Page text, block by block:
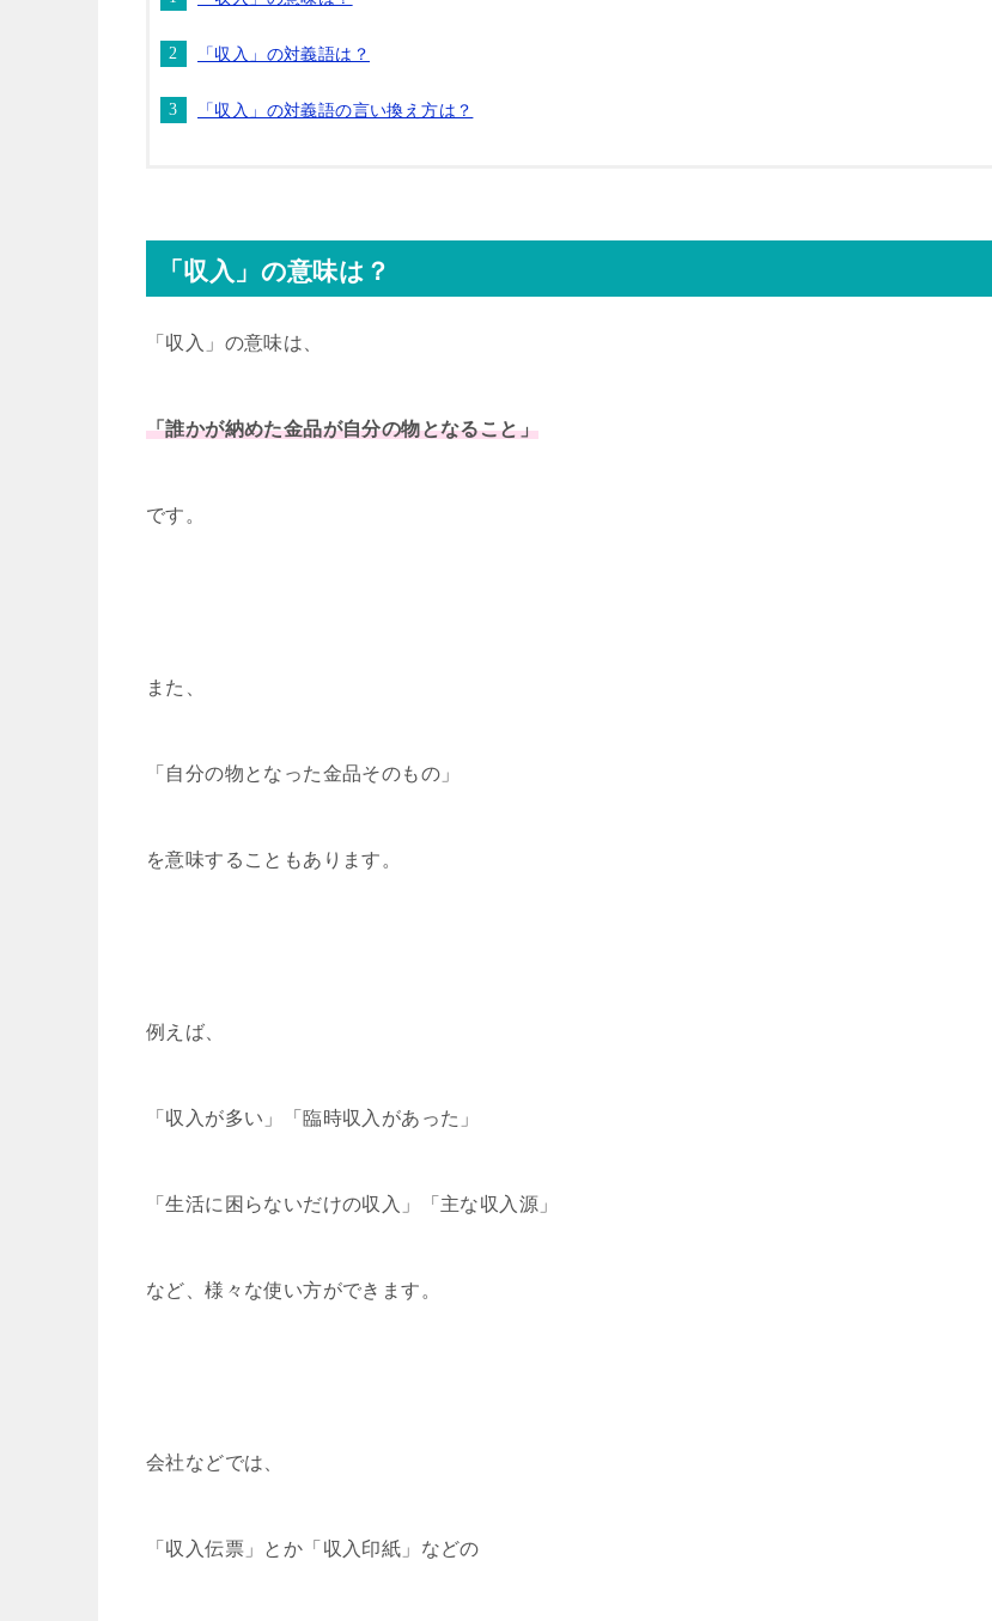
「収入」の対義語は？
「収入」の対義語の言い換え方は？
「収入」の意味は？
「収入」の意味は、
「誰かが納めた金品が自分の物となること」
です。
また、
「自分の物となった金品そのもの」
を意味することもあります。
例えば、
「収入が多い」「臨時収入があった」
「生活に困らないだけの収入」「主な収入源」
など、様々な使い方ができます。
会社などでは、
「収入伝票」とか「収入印紙」などの